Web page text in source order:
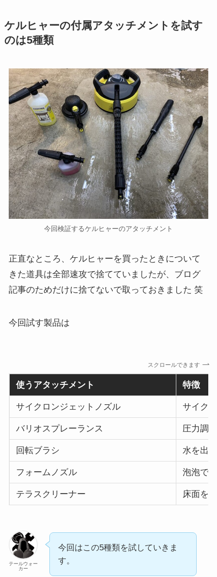
ケルヒャーの付属アタッチメントを試す
のは5種類
今回検証するケルヒャーのアタッチメント
正直なところ、ケルヒャーを買ったときについて
きた道具は全部速攻で捨てていましたが、ブログ
記事のためだけに捨てないで取っておきました 笑
今回試す製品は
スクロールできます
使うアタッチメント 特徴
サイクロンジェットノズル サイク
バリオスプレーランス 圧力調
回転ブラシ 水を出
フォームノズル 泡泡で
テラスクリーナー 床面を
テールウォー
カー
今回はこの5種類を試していきま
す。